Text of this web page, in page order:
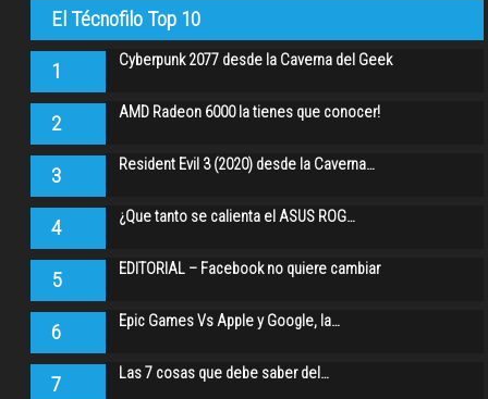
El Técnofilo Top 10
1 Cyberpunk 2077 desde la Caverna del Geek
2 AMD Radeon 6000 la tienes que conocer!
3 Resident Evil 3 (2020) desde la Caverna…
4 ¿Que tanto se calienta el ASUS ROG…
5 EDITORIAL – Facebook no quiere cambiar
6 Epic Games Vs Apple y Google, la…
7 Las 7 cosas que debe saber del…